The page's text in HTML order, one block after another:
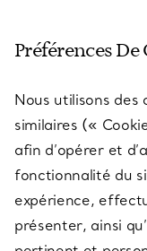
SERVICES
À PROPOS
Préférences De
Nous utilisons des
similaires («
afin d’opérer et
fonctionnalité du
expérience,
présenter, ainsi